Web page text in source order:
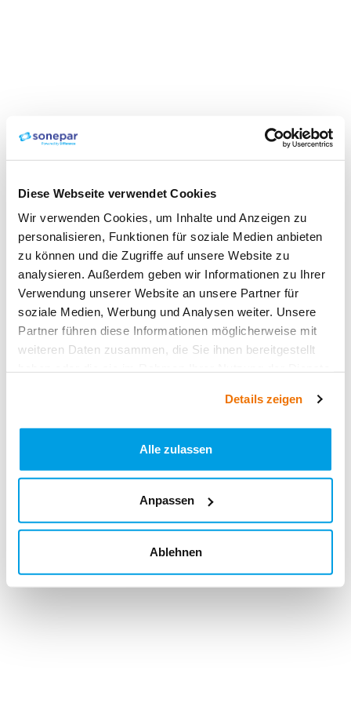
Diese Webseite verwendet Cookies
Wir verwenden Cookies, um Inhalte und Anzeigen zu
personalisieren, Funktionen für soziale Medien anbieten
zu können und die Zugriffe auf unsere Website zu
analysieren. Außerdem geben wir Informationen zu Ihrer
Verwendung unserer Website an unsere Partner für
soziale Medien, Werbung und Analysen weiter. Unsere
Partner führen diese Informationen möglicherweise mit
weiteren Daten zusammen, die Sie ihnen bereitgestellt
Details zeigen
Alle zulassen
Anpassen
Ablehnen